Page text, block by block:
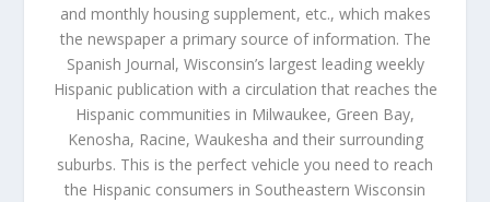
and monthly housing supplement, etc., which makes
the newspaper a primary source of information. The
Spanish Journal, Wisconsin’s largest leading weekly
Hispanic publication with a circulation that reaches the
Hispanic communities in Milwaukee, Green Bay,
Kenosha, Racine, Waukesha and their surrounding
suburbs. This is the perfect vehicle you need to reach
the Hispanic consumers in Southeastern Wisconsin